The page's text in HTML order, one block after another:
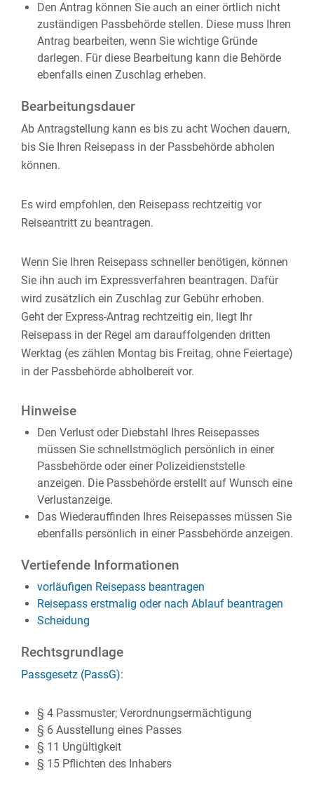
Den Antrag können Sie auch an einer örtlich nicht
zuständigen Passbehörde stellen. Diese muss Ihren
Antrag bearbeiten, wenn Sie wichtige Gründe
darlegen. Für diese Bearbeitung kann die Behörde
ebenfalls einen Zuschlag erheben.
Bearbeitungsdauer
Ab Antragstellung kann es bis zu acht Wochen dauern,
bis Sie Ihren Reisepass in der Passbehörde abholen
können.
Es wird empfohlen, den Reisepass rechtzeitig vor
Reiseantritt zu beantragen.
Wenn Sie Ihren Reisepass schneller benötigen, können
Sie ihn auch im Expressverfahren beantragen. Dafür
wird zusätzlich ein Zuschlag zur Gebühr erhoben.
Geht der Express-Antrag rechtzeitig ein, liegt Ihr
Reisepass in der Regel am darauffolgenden dritten
Werktag (es zählen Montag bis Freitag, ohne Feiertage)
in der Passbehörde abholbereit vor.
Hinweise
Den Verlust oder Diebstahl Ihres Reisepasses
müssen Sie schnellstmöglich persönlich in einer
Passbehörde oder einer Polizeidienststelle
anzeigen. Die Passbehörde erstellt auf Wunsch eine
Verlustanzeige.
Das Wiederauffinden Ihres Reisepasses müssen Sie
ebenfalls persönlich in einer Passbehörde anzeigen.
Vertiefende Informationen
vorläufigen Reisepass beantragen
Reisepass erstmalig oder nach Ablauf beantragen
Scheidung
Rechtsgrundlage
Passgesetz (PassG):
§ 4Passmuster; Verordnungsermächtigung
§ 6 Ausstellung eines Passes
§ 11 Ungültigkeit
§ 15 Pflichten des Inhabers